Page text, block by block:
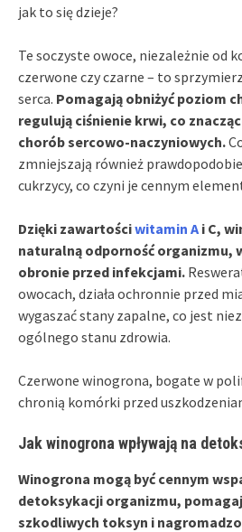
jak to się dzieje?
Te soczyste owoce, niezależnie od
czerwone czy czarne – to
serca. Pomagają obniżyć poziom
regulują ciśnienie krwi, co
chorób sercowo-naczyniowych.
zmniejszają również
cukrzycy, co czyni je cennym
Dzięki zawartościwitamin A i C,
naturalną odporność organizmu,
obronie przed infekcjami.
owocach, działa ochronnie przed
wygaszać stany zapalne, co jest
ogólnego stanu zdrowia.
Czerwone winogrona, bogate w
chronią komórki przed
Jak winogrona wpływają na
Winogrona mogą być cennym
detoksykacji organizmu,
szkodliwych toksyn i